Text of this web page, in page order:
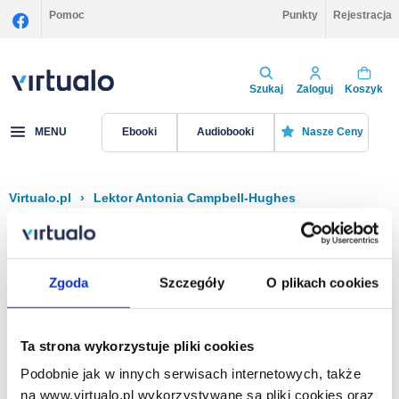
Zgoda Szczegóły O plikach cookies
Ta strona wykorzystuje pliki cookies
Podobnie jak w innych serwisach internetowych, także
na www.virtualo.pl wykorzystywane są pliki cookies oraz
Pomoc Punkty Rejestracja
Szukaj Zaloguj Koszyk
MENU Ebooki Audiobooki Nasze Ceny
Virtualo.pl › Lektor Antonia Campbell-Hughes
Filtruj Sortuj
Na stronie